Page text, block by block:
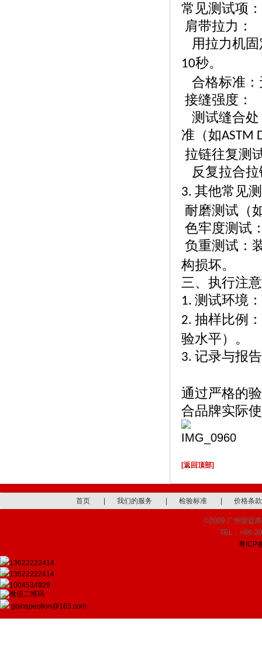
常见测试项：
肩带拉力：
用拉力机
10秒。
合格标准
接缝强度：
测试缝合
准（如ASTM
拉链往复测
反复拉合
3. 其他常见
耐磨测试（
色牢度测试
负重测试：
构损坏。
三、执行注
1. 测试环境
2. 抽样比例
验水平）。
3. 记录与报
通过严格的
合品牌实际
[返回顶部]
首页 我们的服务 检验标准 价格条款
©2009 广州荣益
TEL：+86-
粤ICP
13622222414
13622222414
1004534929
gbinspection@163.com